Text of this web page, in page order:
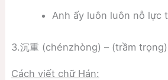
Anh ấy luôn luôn nỗ lực
3.沉重 (chénzhòng) – (trầm
Cách viết chữ Hán: